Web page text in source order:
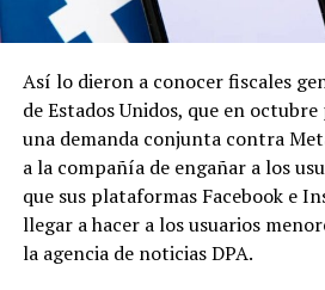
Así lo dieron a conocer fiscales
de Estados Unidos, que en
una demanda conjunta contra
a la compañía de engañar a los
que sus plataformas Facebook e
llegar a hacer a los usuarios
la agencia de noticias DPA.